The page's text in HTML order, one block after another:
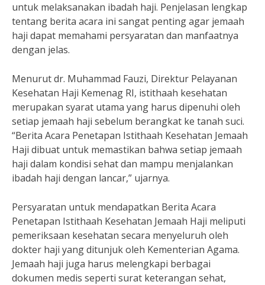
untuk melaksanakan ibadah haji. Penjelasan lengkap
tentang berita acara ini sangat penting agar jemaah
haji dapat memahami persyaratan dan manfaatnya
dengan jelas.
Menurut dr. Muhammad Fauzi, Direktur Pelayanan
Kesehatan Haji Kemenag RI, istithaah kesehatan
merupakan syarat utama yang harus dipenuhi oleh
setiap jemaah haji sebelum berangkat ke tanah suci.
“Berita Acara Penetapan Istithaah Kesehatan Jemaah
Haji dibuat untuk memastikan bahwa setiap jemaah
haji dalam kondisi sehat dan mampu menjalankan
ibadah haji dengan lancar,” ujarnya.
Persyaratan untuk mendapatkan Berita Acara
Penetapan Istithaah Kesehatan Jemaah Haji meliputi
pemeriksaan kesehatan secara menyeluruh oleh
dokter haji yang ditunjuk oleh Kementerian Agama.
Jemaah haji juga harus melengkapi berbagai
dokumen medis seperti surat keterangan sehat,